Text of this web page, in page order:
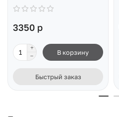
3350 р
В корзину
Быстрый заказ